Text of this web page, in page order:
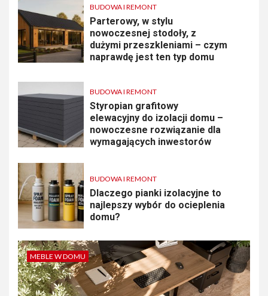
BUDOWA I REMONT
Parterowy, w stylu
nowoczesnej stodoły, z
dużymi przeszkleniami – czym
naprawdę jest ten typ domu
BUDOWA I REMONT
Styropian grafitowy
elewacyjny do izolacji domu –
nowoczesne rozwiązanie dla
wymagających inwestorów
BUDOWA I REMONT
Dlaczego pianki izolacyjne to
najlepszy wybór do ocieplenia
domu?
MEBLE W DOMU